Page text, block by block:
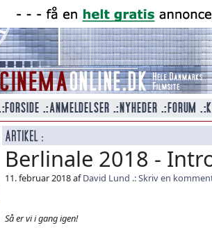
Berlinale 2018 -
11. februar 2018 afDavid Lund Skriv en
Så er vi i gang igen!